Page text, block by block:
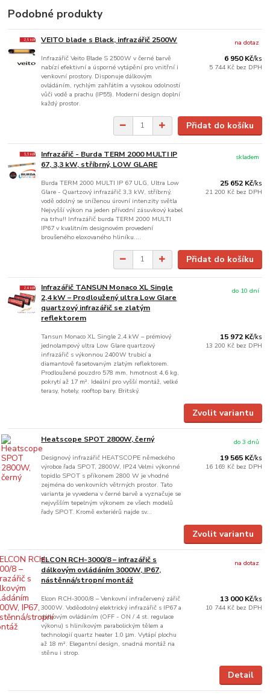
Podobné produkty
VEITO blade s Black, infrazářič 2500W
Infrazářič Veito Blade S 2500W v černé barvě
nabízí efektivní a úsporné vytápění pro vnitřní i
venkovní prostory. Disponuje dálkovým
ovládáním, rychlým zahřátím a vysokou odolností
vůči vodě a prachu (IP55). Moderní design doplní
každý prostor.
6 950 Kč/ks
5 744 Kč bez DPH
na dotaz
Přidat do košíku
Infrazářič - Burda TERM 2000 MULTI IP
67, 3,3 kW, stříbrný, LOW GLARE
Burda TERM 2000 MULTI IP 67 ULG, Ultra Low
Glare - Quartzový infrazářič 3,3 kW, stříbrný,
vodě odolný se sníženou úrovní intenzity světla
Nejvyšší výkon na jeden přívodní zásuvkový kabel
na trhu!! Infrazářič burda TERM 2000 MULTI
IP67 v kvalitním designovém provedení
broušeného eloxovaného hliníku....
25 652 Kč/ks
21 200 Kč bez DPH
skladem
Přidat do košíku
Infrazářič TANSUN Monaco XL Single
2,4 kW – Prodloužený ultra Low Glare
quartzový infrazářič se zlatým
reflektorem
Tansun Monaco XL Single 2,4 kW – prémiový
jednolampový ultra Low Glare quartzový
infrazářič s výkonnou 2400W trubicí a
diamantově fasetovaným zlatým reflektorem.
Prodloužené pouzdro 578 mm, hmotnost 4,6 kg,
pokrytí až 17 m². Ideální pro vyšší montáž, velké
terasy, hotely, rooftop bary. Britský.
15 972 Kč/ks
13 200 Kč bez DPH
do 10 dní
Zvolit variantu
Heatscope SPOT 2800W, černý
Designový infrazářič HEATSCOPE německého
výrobce řada SPOT, 2800W, IP24 Velmi výkonné
topidlo SPOT s příkonem 2800 W je vhodné
zejména do venkovních větrných prostor. Tato
varianta je vyvedena v černé barvě a vyznačuje se
nejvyšším tepelným výkonem ze všech modelů
řady SPOT. Kromě exteriérů najde sv...
19 565 Kč/ks
16 169 Kč bez DPH
do 3 dnů
Zvolit variantu
ELCON RCH-3000/8 – infrazářič s
dálkovým ovládáním 3000W, IP67,
nástěnná/stropní montáž
Elcon RCH-3000/8 – Venkovní infračervený zářič
3000W. Voděodolný elektrický infrazářič s IP67 a
dálkovým ovládáním (OFF - ON / 4 st. regulace
výkonu) s hliníkovým parabolickým tělem a
technologií quartz heater 1.0 μm. Vytápí plochu
až 18 m². Elegantní design, snadná montáž na
stěnu i strop.
13 000 Kč/ks
10 744 Kč bez DPH
na dotaz
Detail